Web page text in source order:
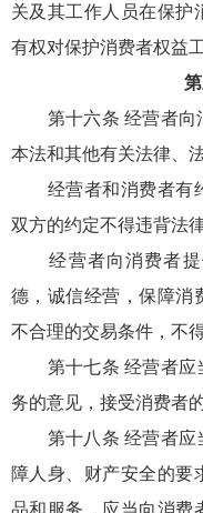
关及其工作人员在保护
有权对保护消费者权益
第十六条 经营者向
本法和其他有关法律、
经营者和消费者有约
双方的约定不得违背法
经营者向消费者提
德，诚信经营，保障消
不合理的交易条件，不
第十七条 经营者应
务的意见，接受消费者的
第十八条 经营者应
障人身、财产安全的要
品和服务，应当向消费